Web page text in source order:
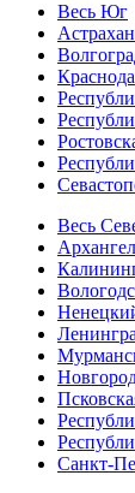
Весь Юг
Весь
Санкт-